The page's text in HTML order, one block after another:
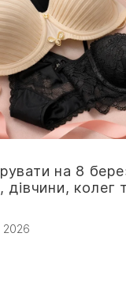
на 8
колег
2026